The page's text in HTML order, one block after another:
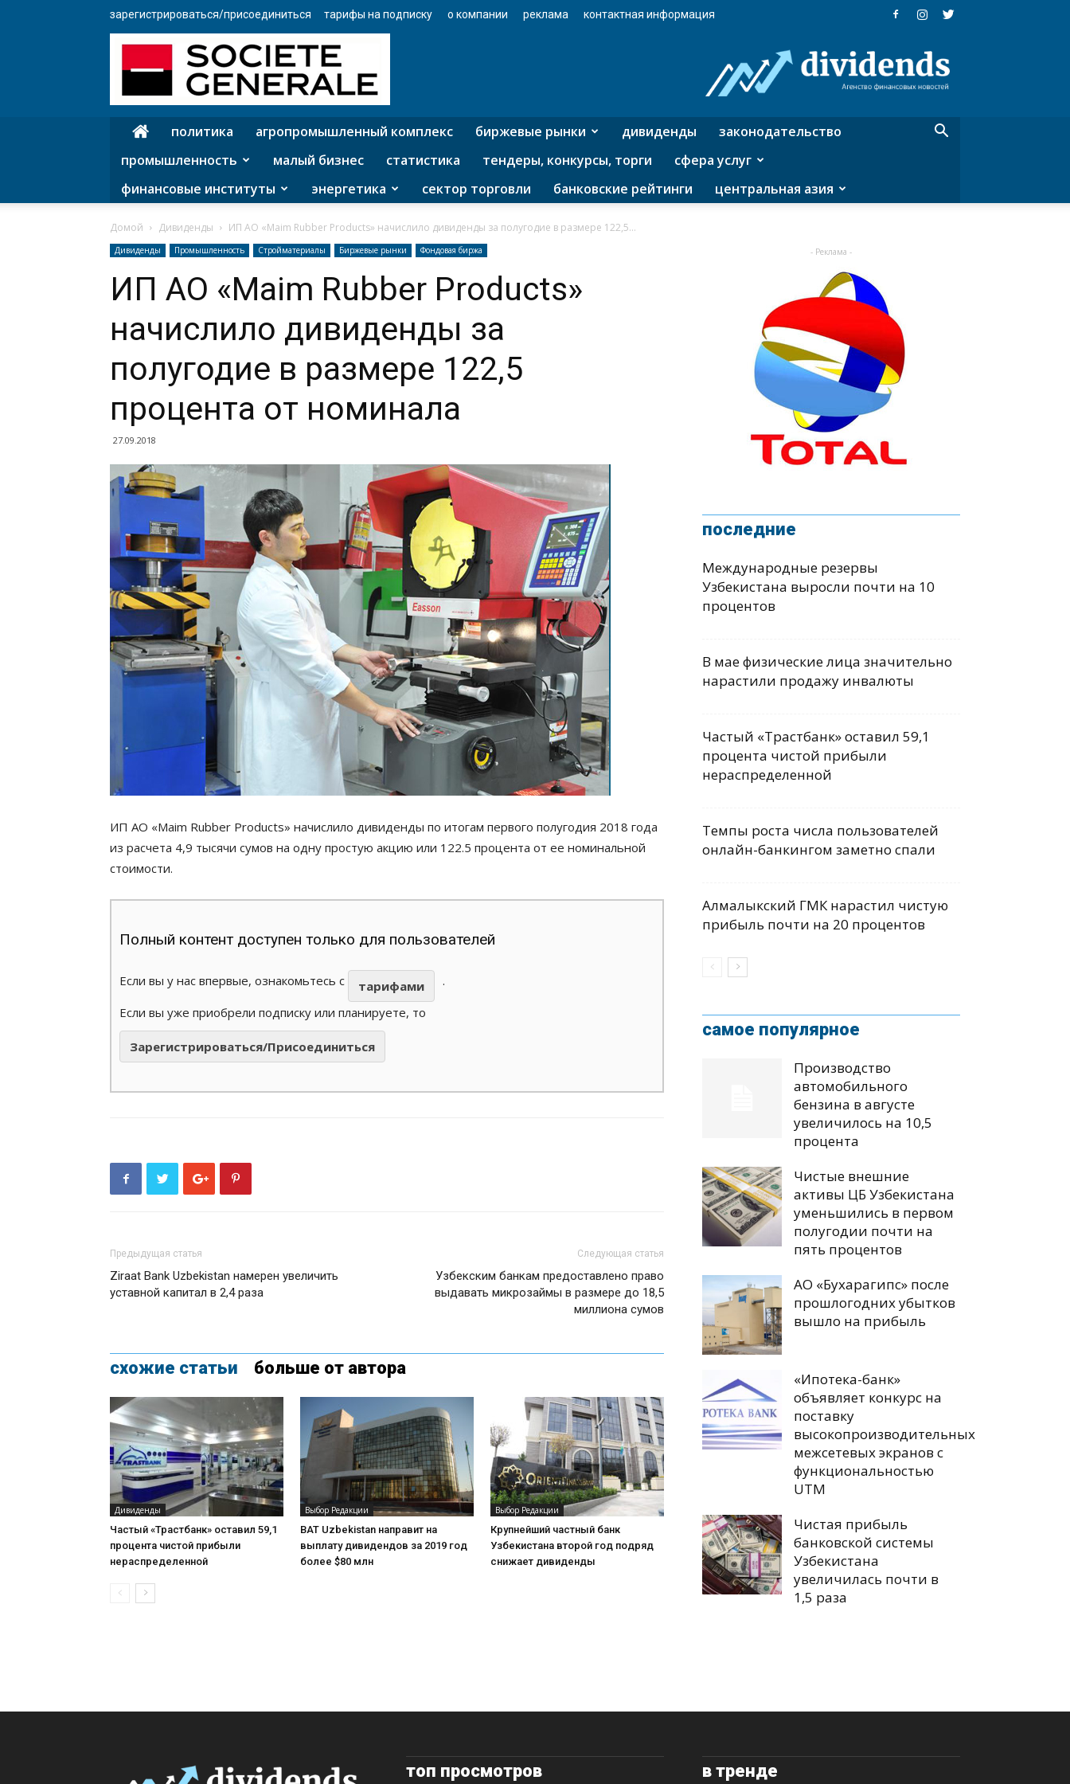
зарегистрироваться/присоединиться тарифы на подписку о компании реклама контактная информация
агентство
финансовых
политика агропромышленный комплекс биржевые рынки дивиденды
законодательство
промышленность
малый бизнес статистика тендеры, конкурсы, торги
сфера услуг
финансовые институты
энергетика сектор торговли банковские рейтинги центральная азия
Домой Дивиденды ИП АО «Maim Rubber Products» начислило дивиденды за полугодие в размере 122,5...
Дивиденды Промышленность Стройматериалы Биржевые рынки Фондовая биржа
ИП АО «Maim Rubber Products»
начислило дивиденды за
полугодие в размере 122,5
процента от номинала
27.09.2018
ИП АО «Maim Rubber Products» начислило дивиденды по итогам первого полугодия 2018 года
из расчета 4,9 тысячи сумов на одну простую акцию или 122.5 процента от ее номинальной
стоимости.
Полный контент доступен только для пользователей
Если вы у нас впервые, ознакомьтесь с тарифами
.
Если вы уже приобрели подписку или планируете, то
Зарегистрироваться/Присоединиться
Предыдущая статья
Ziraat Bank Uzbekistan намерен увеличить
уставной капитал в 2,4 раза
Следующая статья
Узбекским банкам предоставлено право
выдавать микрозаймы в размере до 18,5
миллиона сумов
схожие статьи больше от автора
Дивиденды
Частый «Трастбанк» оставил 59,1
процента чистой прибыли
нераспределенной
Выбор Редакции
BAT Uzbekistan направит на
выплату дивидендов за 2019 год
более $80 млн
Выбор Редакции
Крупнейший частный банк
Узбекистана второй год подряд
снижает дивиденды
- Реклама -
последние
Международные резервы
Узбекистана выросли почти на 10
процентов
В мае физические лица значительно
нарастили продажу инвалюты
Частый «Трастбанк» оставил 59,1
процента чистой прибыли
нераспределенной
Темпы роста числа пользователей
онлайн-банкингом заметно спали
Алмалыкский ГМК нарастил чистую
прибыль почти на 20 процентов
самое популярное
Производство
автомобильного
бензина в августе
увеличилось на 10,5
процента
Чистые внешние
активы ЦБ Узбекистана
уменьшились в первом
полугодии почти на
пять процентов
АО «Бухарагипс» после
прошлогодних убытков
вышло на прибыль
«Ипотека-банк»
объявляет конкурс на
поставку
высокопроизводительных
межсетевых экранов с
функциональностью
UTM
Чистая прибыль
банковской системы
Узбекистана
увеличилась почти в
1,5 раза
топ просмотров в тренде